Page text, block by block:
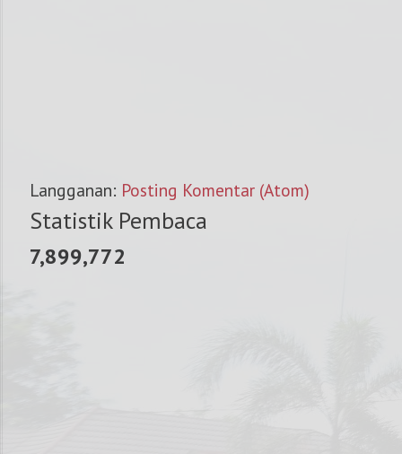
Langganan: Posting Komentar (Atom)
Statistik Pembaca
7,899,772